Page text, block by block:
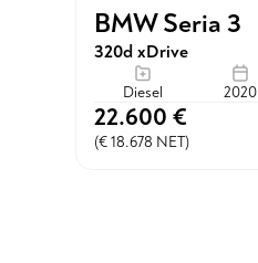
BMW Seria 3
320d xDrive
Diesel 2020
22.600 €
(€ 18.678 NET)